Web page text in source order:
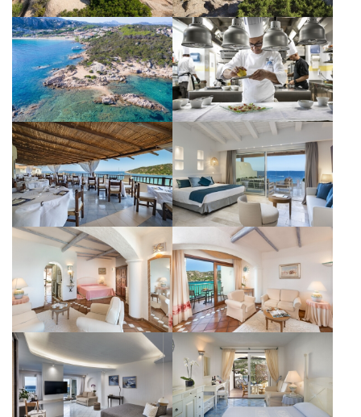
Ho letto e accettato l'informativa
sulla privacye il trattamento dei
dati personali.
Acconsento al trattamento dei
dati come risultante
dell'informativa privacyper le
finalità di invio di materiale
promozionale.
Iscrivimi alla newsletter!
SEGUICI SUI SOCIAL